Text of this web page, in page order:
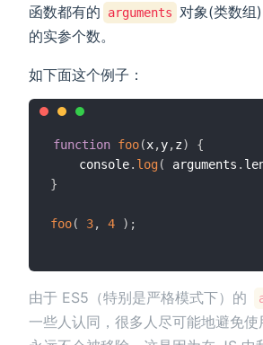
函数都有的
arguments
对象(类数组
的实参个数。
如下面这个例子：
function foo(x,y,z)
{
	console
. log( arguments .
}
foo( 3, 4 ) ;
由于 ES5（特别是严格模式下）的
一些人认同，很多人尽可能地避免